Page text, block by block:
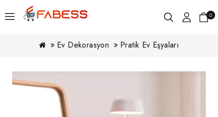
0
Ev Dekorasyon Pratik Ev Eşyaları